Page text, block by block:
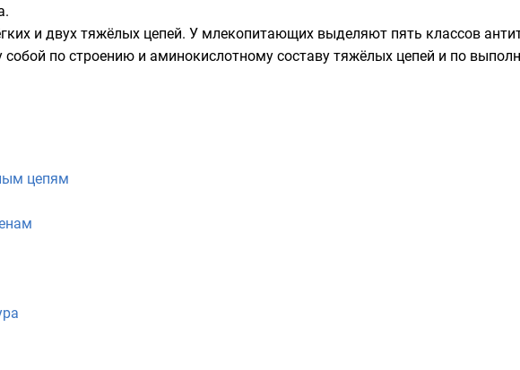
и двух тяжёлых цепей. У млекопитающих выделяют пять классов
собой по строению и аминокислотному составу тяжёлых цепей и по
цепям